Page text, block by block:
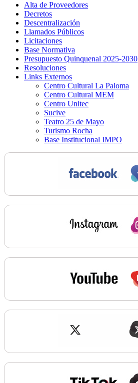
Alta de Proveedores
Decretos
Descentralización
Llamados Públicos
Licitaciones
Base Normativa
Presupuesto Quinquenal 2025-2030
Resoluciones
Links Externos
Centro Cultural La Paloma
Centro Cultural MEM
Centro Unitec
Sucive
Teatro 25 de Mayo
Turismo Rocha
Base Institucional IMPO